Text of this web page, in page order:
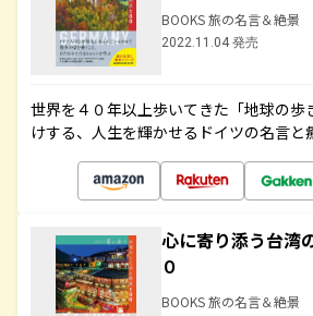
BOOKS 旅の名言＆絶景
2022.11.04 発売
世界を４０年以上歩いてきた「地球の歩
けする、人生を輝かせるドイツの名言と
心に寄り添う台湾
０
BOOKS 旅の名言＆絶景